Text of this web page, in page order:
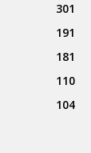
301
191
181
110
104